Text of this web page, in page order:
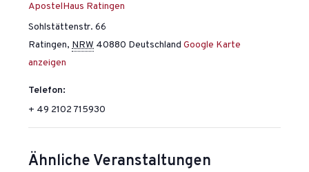
ApostelHaus Ratingen
Sohlstättenstr. 66
Ratingen, NRW 40880 Deutschland Google Karte
anzeigen
Telefon:
+ 49 2102 715930
Ähnliche Veranstaltungen